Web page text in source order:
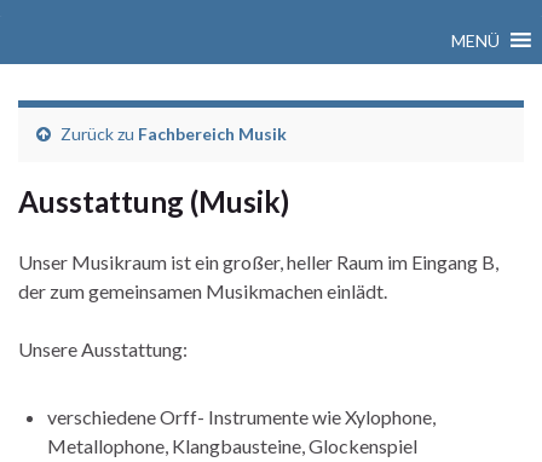
MENÜ
Zurück zu Fachbereich Musik
Ausstattung (Musik)
Unser Musikraum ist ein großer, heller Raum im Eingang B,
der zum gemeinsamen Musikmachen einlädt.
Unsere Ausstattung:
verschiedene Orff- Instrumente wie Xylophone,
Metallophone, Klangbausteine, Glockenspiel